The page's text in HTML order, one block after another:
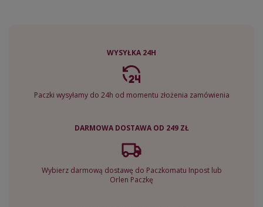
WYSYŁKA 24H
Paczki wysyłamy do 24h od momentu złożenia zamówienia
DARMOWA DOSTAWA OD 249 ZŁ
Wybierz darmową dostawę do Paczkomatu Inpost lub
Orlen Paczkę